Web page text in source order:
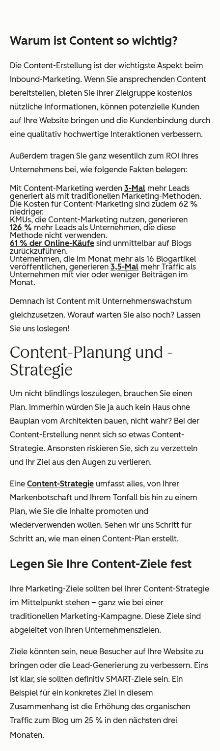
Warum ist Content so wichtig?
Die Content-Erstellung ist der wichtigste Aspekt beim
Inbound-Marketing. Wenn Sie ansprechenden Content
bereitstellen, bieten Sie Ihrer Zielgruppe kostenlos
nützliche Informationen, können potenzielle Kunden
auf Ihre Website bringen und die Kundenbindung durch
eine qualitativ hochwertige Interaktionen verbessern.
Außerdem tragen Sie ganz wesentlich zum ROI Ihres
Unternehmens bei, wie folgende Fakten belegen:
Mit Content-Marketing werden 3-Mal mehr Leads
generiert als mit traditionellen Marketing-Methoden.
Die Kosten für Content-Marketing sind zudem 62 %
niedriger.
KMUs, die Content-Marketing nutzen, generieren
126 % mehr Leads als Unternehmen, die diese
Methode nicht verwenden.
61 % der Online-Käufe sind unmittelbar auf Blogs
zurückzuführen.
Unternehmen, die im Monat mehr als 16 Blogartikel
veröffentlichen, generieren 3,5-Mal mehr Traffic als
Unternehmen mit vier oder weniger Beiträgen im
Monat.
Demnach ist Content mit Unternehmenswachstum
gleichzusetzen. Worauf warten Sie also noch? Lassen
Sie uns loslegen!
Content-Planung und -
Strategie
Um nicht blindlings loszulegen, brauchen Sie einen
Plan. Immerhin würden Sie ja auch kein Haus ohne
Bauplan vom Architekten bauen, nicht wahr? Bei der
Content-Erstellung nennt sich so etwas Content-
Strategie. Ansonsten riskieren Sie, sich zu verzetteln
und Ihr Ziel aus den Augen zu verlieren.
Eine Content-Strategie umfasst alles, von Ihrer
Markenbotschaft und Ihrem Tonfall bis hin zu einem
Plan, wie Sie die Inhalte promoten und
wiederverwenden wollen. Sehen wir uns Schritt für
Schritt an, wie man einen Content-Plan erstellt.
Legen Sie Ihre Content-Ziele fest
Ihre Marketing-Ziele sollten bei Ihrer Content-Strategie
im Mittelpunkt stehen – ganz wie bei einer
traditionellen Marketing-Kampagne. Diese Ziele sind
abgeleitet von Ihren Unternehmenszielen.
Ziele könnten sein, neue Besucher auf Ihre Website zu
bringen oder die Lead-Generierung zu verbessern. Eins
ist klar, sie sollten definitiv SMART-Ziele sein. Ein
Beispiel für ein konkretes Ziel in diesem
Zusammenhang ist die Erhöhung des organischen
Traffic zum Blog um 25 % in den nächsten drei
Monaten.